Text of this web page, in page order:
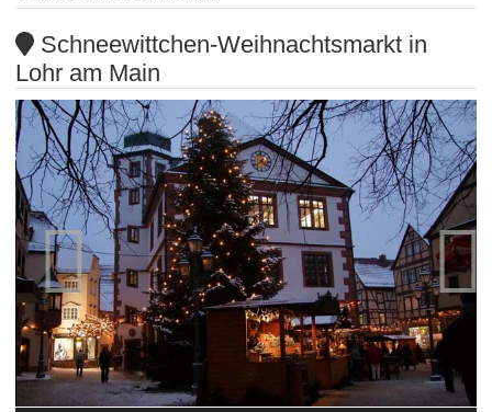
Schneewittchen-Weihnachtsmarkt in
Lohr am Main
 